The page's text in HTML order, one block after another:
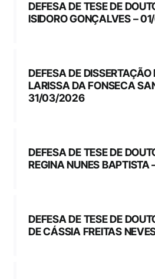
DEFESA DE TESE DE
ISIDORO GONÇALVES –
DEFESA DE
LARISSA DA FONSECA
31/03/2026
DEFESA DE TESE DE
REGINA NUNES
DEFESA DE TESE DE
DE CÁSSIA FREITAS